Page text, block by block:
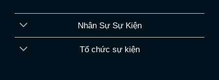
Nhân Sự Sự Kiện
Tổ chức sự kiện